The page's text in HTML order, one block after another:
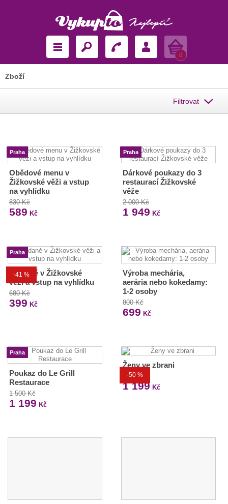
Košík
0
Zboží
Filtrovat
Praha
Obědové menu v
Žižkovské věži a vstup
na vyhlídku
830 Kč
589 Kč
Praha
Dárkové poukazy do 3
restaurací Žižkovské
věže
2 000 Kč
1 949 Kč
-41 %
Praha
Snídaně v Žižkovské
věži a vstup na vyhlídku
680 Kč
399 Kč
Výroba mechária,
aerária nebo kokedamy:
1-2 osoby
800 Kč
699 Kč
Praha
Poukaz do Le Grill
Restaurace
1 500 Kč
1 199 Kč
-50 %
Ženy ve zbrani
2 399 Kč
1 199 Kč